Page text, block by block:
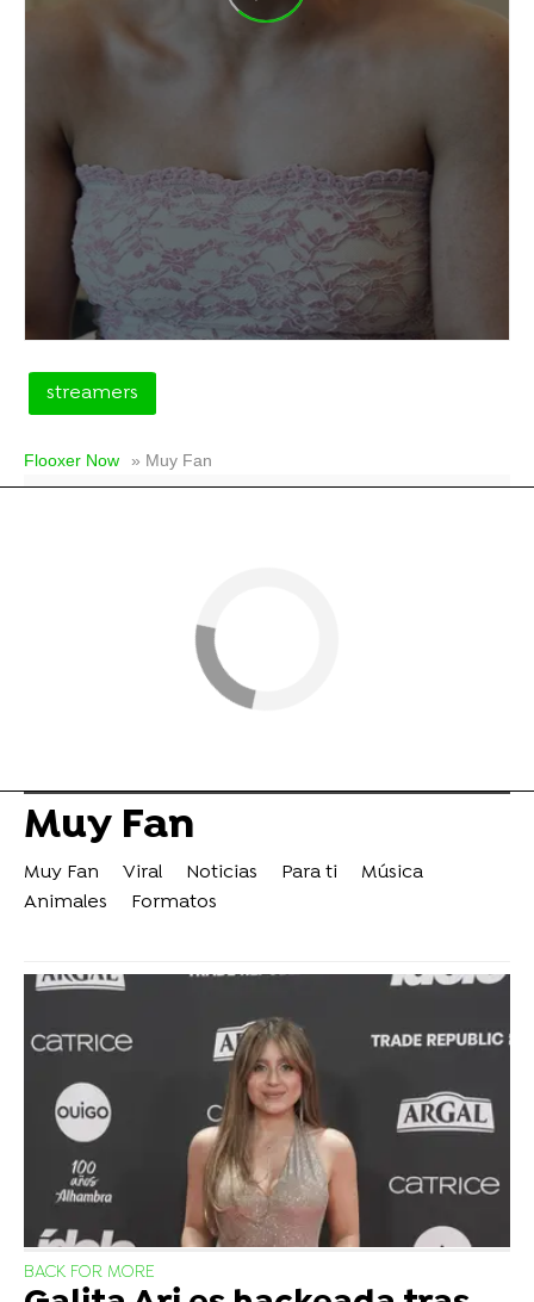
streamers
Flooxer Now » Muy Fan
Muy Fan
Muy Fan Viral Noticias Para ti
Música
Animales
Formatos
BACK FOR MORE